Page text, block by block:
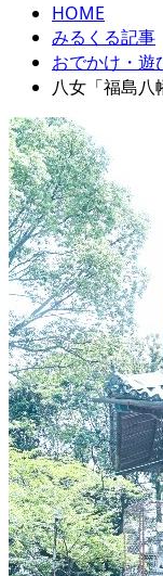
HOME
みるくる記事
おでかけ・遊
八女「福島